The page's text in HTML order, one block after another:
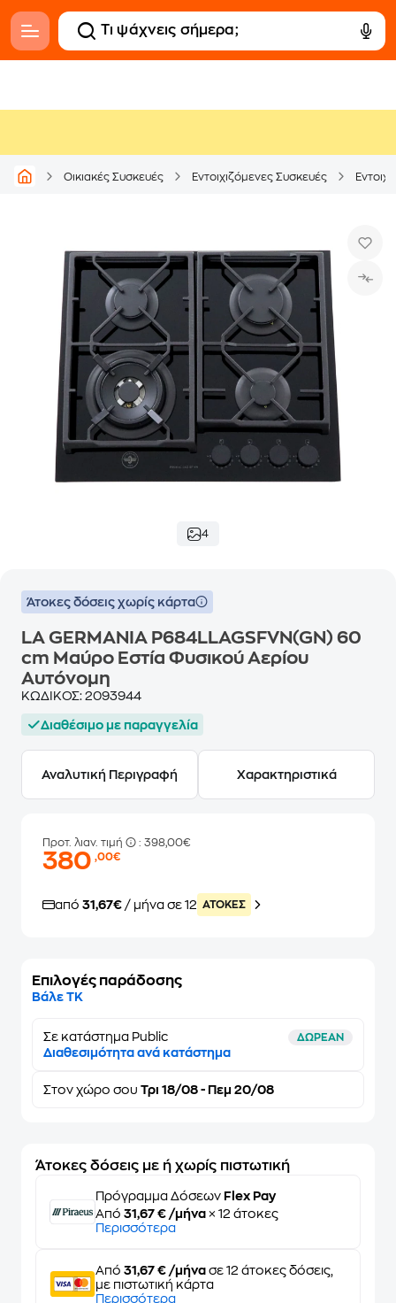
Οικιακές Συσκευές Εντοιχιζόμενες Συσκευές
4
Άτοκες δόσεις χωρίς κάρτα
LA GERMANIA P684LLAGSFVN(GN) 60
cm Μαύρo Εστία Φυσικού Αερίου
Αυτόνομη
ΚΩΔΙΚΟΣ: 2093944
Διαθέσιμο με παραγγελία
Αναλυτική Περιγραφή Χαρακτηριστικά
Προτ. λιαν. τιμή : 398,00€
380,00€
από 31,67€ / μήνα σε 12 ATOKEΣ
Επιλογές παράδοσης
Βάλε ΤΚ
Σε κατάστημα Public ΔΩΡΕΑΝ
Διαθεσιμότητα ανά κατάστημα
Στον χώρο σου Τρι 18/08 - Πεμ 20/08
Άτοκες δόσεις με ή χωρίς πιστωτική
Πρόγραμμα Δόσεων Flex Pay
Από 31,67 € /μήνα × 12 άτοκες
Περισσότερα
Από 31,67 € /μήνα σε 12 άτοκες δόσεις,
με πιστωτική κάρτα
Περισσότερα